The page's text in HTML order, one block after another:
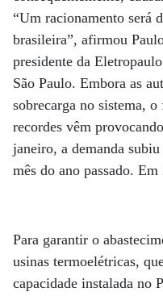
“Um racionamento será
brasileira”, afirmou
presidente da
São Paulo. Embora as
sobrecarga no sistema,
recordes vêm
janeiro, a demanda
mês do ano passado.
Para garantir o
usinas termoelétricas,
capacidade instalada no